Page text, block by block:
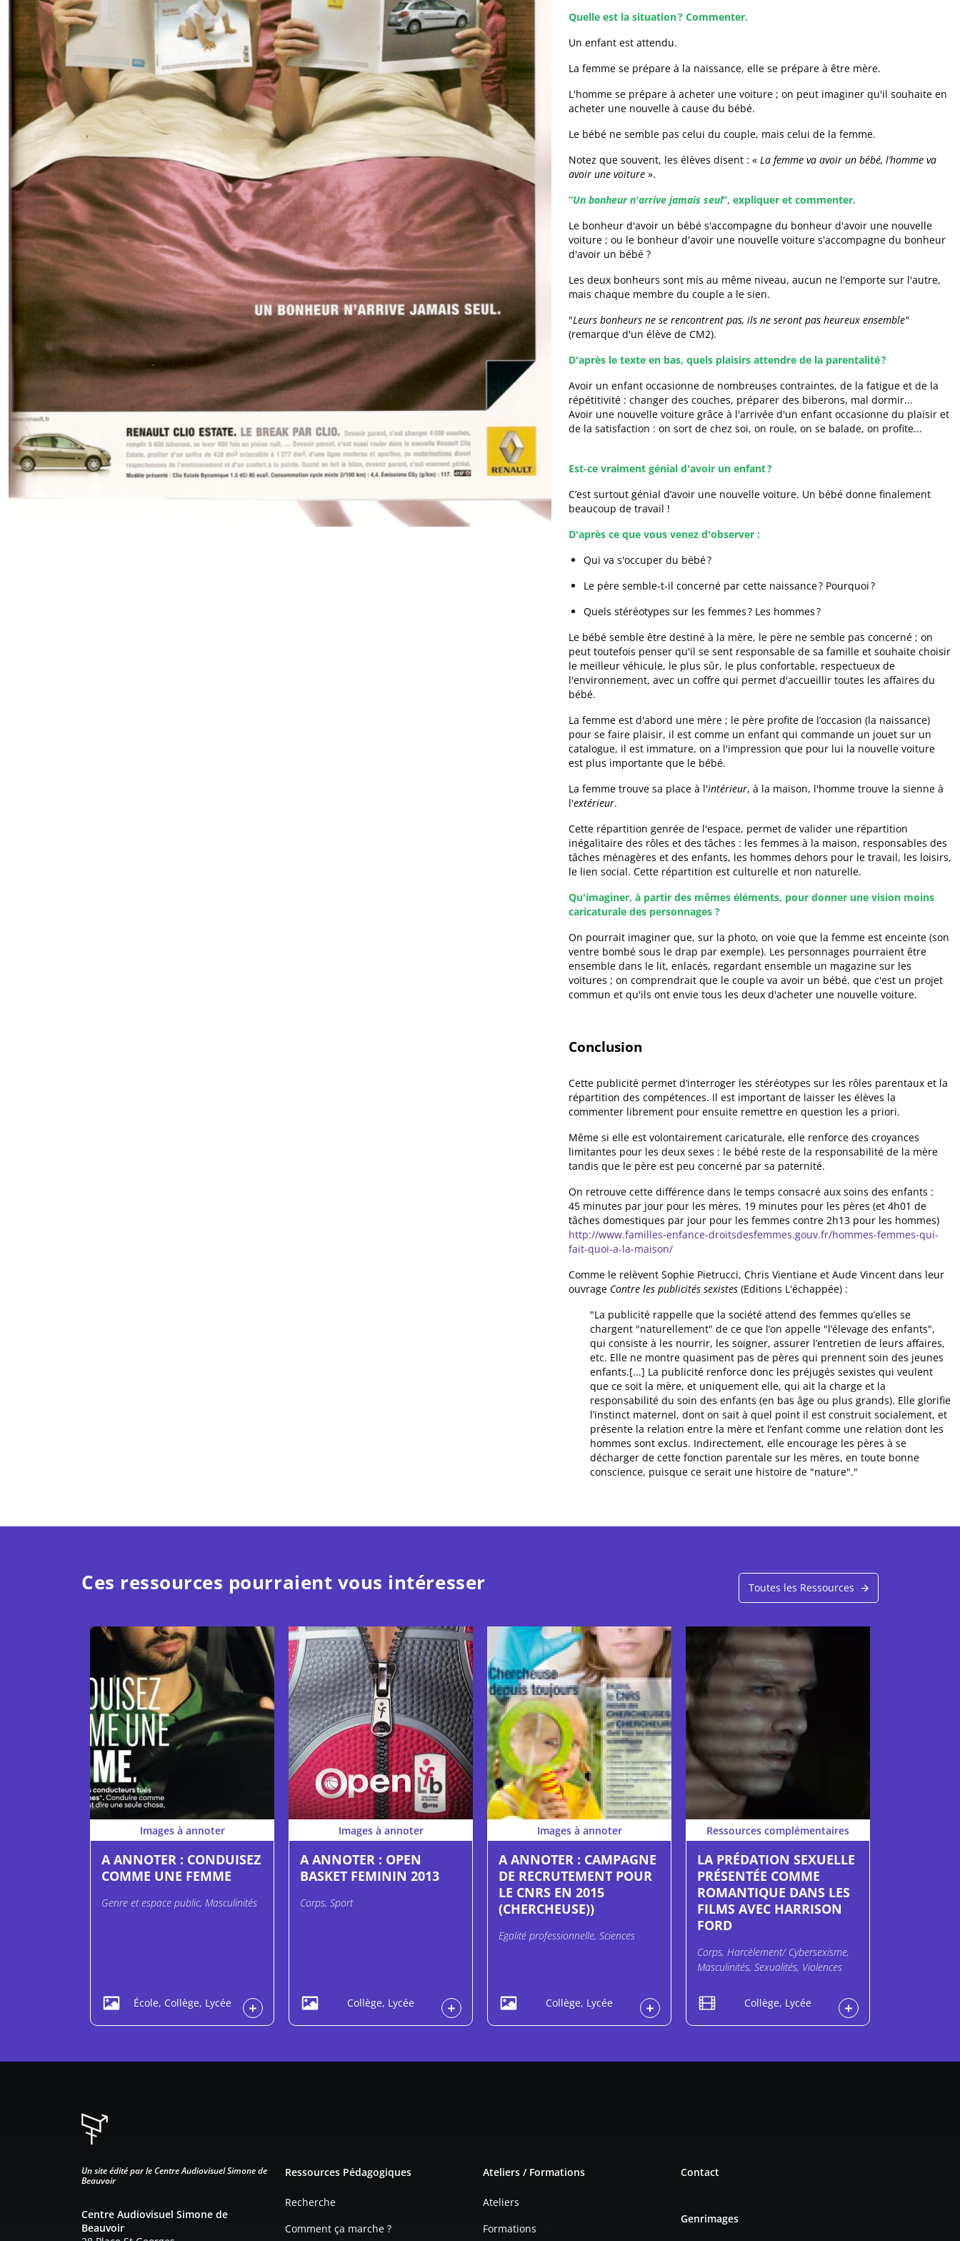
Quelle est la situation ? Commenter.
Un enfant est attendu.
La femme se prépare à la naissance, elle se prépare à être mère.
L'homme se prépare à acheter une voiture ; on peut imaginer qu'il souhaite en
acheter une nouvelle à cause du bébé.
Le bébé ne semble pas celui du couple, mais celui de la femme.
Notez que souvent, les élèves disent : « La femme va avoir un bébé, l’homme va
avoir une voiture ».
”Un bonheur n'arrive jamais seul”, expliquer et commenter.
Le bonheur d'avoir un bébé s'accompagne du bonheur d'avoir une nouvelle
voiture ; ou le bonheur d'avoir une nouvelle voiture s'accompagne du bonheur
d'avoir un bébé ?
Les deux bonheurs sont mis au même niveau, aucun ne l'emporte sur l'autre,
mais chaque membre du couple a le sien.
"Leurs bonheurs ne se rencontrent pas, ils ne seront pas heureux ensemble"
(remarque d'un élève de CM2).
D'après le texte en bas, quels plaisirs attendre de la parentalité ?
Avoir un enfant occasionne de nombreuses contraintes, de la fatigue et de la
répétitivité : changer des couches, préparer des biberons, mal dormir...
Avoir une nouvelle voiture grâce à l'arrivée d'un enfant occasionne du plaisir et
de la satisfaction : on sort de chez soi, on roule, on se balade, on profite...
Est-ce vraiment génial d'avoir un enfant ?
C’est surtout génial d’avoir une nouvelle voiture. Un bébé donne finalement
beaucoup de travail !
D'après ce que vous venez d'observer :
Qui va s'occuper du bébé ?
Le père semble-t-il concerné par cette naissance ? Pourquoi ?
Quels stéréotypes sur les femmes ? Les hommes ?
Le bébé semble être destiné à la mère, le père ne semble pas concerné ; on
peut toutefois penser qu'il se sent responsable de sa famille et souhaite choisir
le meilleur véhicule, le plus sûr, le plus confortable, respectueux de
l'environnement, avec un coffre qui permet d'accueillir toutes les affaires du
bébé.
La femme est d'abord une mère ; le père profite de l’occasion (la naissance)
pour se faire plaisir, il est comme un enfant qui commande un jouet sur un
catalogue, il est immature, on a l'impression que pour lui la nouvelle voiture
est plus importante que le bébé.
La femme trouve sa place à l'intérieur, à la maison, l'homme trouve la sienne à
l'extérieur.
Cette répartition genrée de l'espace, permet de valider une répartition
inégalitaire des rôles et des tâches : les femmes à la maison, responsables des
tâches ménagères et des enfants, les hommes dehors pour le travail, les loisirs,
le lien social. Cette répartition est culturelle et non naturelle.
Qu'imaginer, à partir des mêmes éléments, pour donner une vision moins
caricaturale des personnages ?
On pourrait imaginer que, sur la photo, on voie que la femme est enceinte (son
ventre bombé sous le drap par exemple). Les personnages pourraient être
ensemble dans le lit, enlacés, regardant ensemble un magazine sur les
voitures ; on comprendrait que le couple va avoir un bébé, que c'est un projet
commun et qu'ils ont envie tous les deux d'acheter une nouvelle voiture.
Conclusion
Cette publicité permet d’interroger les stéréotypes sur les rôles parentaux et la
répartition des compétences. Il est important de laisser les élèves la
commenter librement pour ensuite remettre en question les a priori.
Même si elle est volontairement caricaturale, elle renforce des croyances
limitantes pour les deux sexes : le bébé reste de la responsabilité de la mère
tandis que le père est peu concerné par sa paternité.
On retrouve cette différence dans le temps consacré aux soins des enfants :
45 minutes par jour pour les mères, 19 minutes pour les pères (et 4h01 de
tâches domestiques par jour pour les femmes contre 2h13 pour les hommes)
http://www.familles-enfance-droitsdesfemmes.gouv.fr/hommes-femmes-qui-
fait-quoi-a-la-maison/
Comme le relèvent Sophie Pietrucci, Chris Vientiane et Aude Vincent dans leur
ouvrage Contre les publicités sexistes (Editions L'échappée) :
"La publicité rappelle que la société attend des femmes qu’elles se
chargent "naturellement" de ce que l’on appelle "l’élevage des enfants",
qui consiste à les nourrir, les soigner, assurer l’entretien de leurs affaires,
etc. Elle ne montre quasiment pas de pères qui prennent soin des jeunes
enfants.[...] La publicité renforce donc les préjugés sexistes qui veulent
que ce soit la mère, et uniquement elle, qui ait la charge et la
responsabilité du soin des enfants (en bas âge ou plus grands). Elle glorifie
l’instinct maternel, dont on sait à quel point il est construit socialement, et
présente la relation entre la mère et l’enfant comme une relation dont les
hommes sont exclus. Indirectement, elle encourage les pères à se
décharger de cette fonction parentale sur les mères, en toute bonne
conscience, puisque ce serait une histoire de "nature"."
Ces ressources pourraient vous intéresser Toutes les Ressources
Images à annoter
A ANNOTER : CONDUISEZ
COMME UNE FEMME
Genre et espace public, Masculinités
École, Collège, Lycée
Images à annoter
A ANNOTER : OPEN
BASKET FEMININ 2013
Corps, Sport
Collège, Lycée
Images à annoter
A ANNOTER : CAMPAGNE
DE RECRUTEMENT POUR
LE CNRS EN 2015
(CHERCHEUSE))
Egalité professionnelle, Sciences
Collège, Lycée
Ressources complémentaires
LA PRÉDATION SEXUELLE
PRÉSENTÉE COMME
ROMANTIQUE DANS LES
FILMS AVEC HARRISON
FORD
Corps, Harcèlement/ Cybersexisme,
Masculinités, Sexualités, Violences
Collège, Lycée
Un site édité par le Centre Audiovisuel Simone de
Beauvoir
Centre Audiovisuel Simone de
Beauvoir
Ressources Pédagogiques
Recherche
Comment ça marche ?
Ateliers / Formations
Ateliers
Formations
Contact
Genrimages